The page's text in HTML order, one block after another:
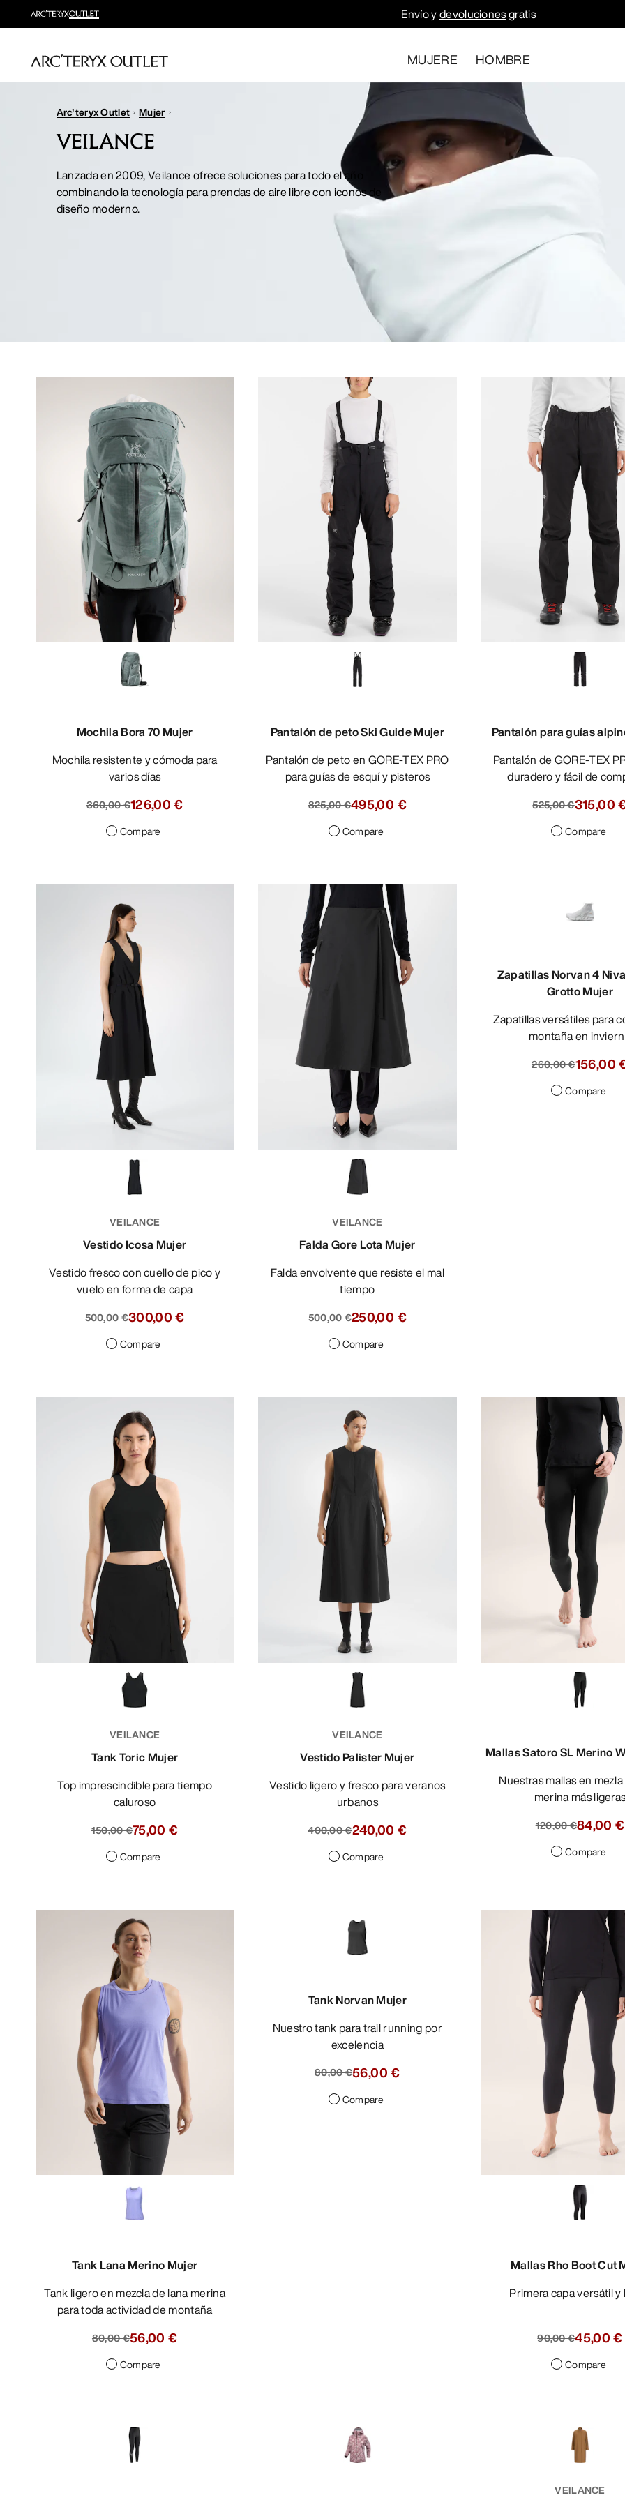
Envío ydevolucionesgratis
MUJERE HOMBRE
Arc'teryx Outlet Mujer
VEILANCE
Lanzada en 2009, Veilance ofrece soluciones para todo el año
combinando la tecnología para prendas de aire libre con iconos de
diseño moderno.
Mochila Bora 70 Mujer
Mochila resistente y cómoda para
varios días
360,00 €126,00 €
Compare
Pantalón de peto Ski Guide Mujer
Pantalón de peto en GORE-TEX PRO
para guías de esquí y pisteros
825,00 €495,00 €
Compare
Pantalón para guías
Pantalón de GORE-TEX PRO ligero,
duradero y fácil de
525,00 €315,00
Compare
VEILANCE
Vestido Icosa Mujer
Vestido fresco con cuello de pico y
vuelo en forma de capa
500,00 €300,00 €
Compare
VEILANCE
Falda Gore Lota Mujer
Falda envolvente que resiste el mal
tiempo
500,00 €250,00 €
Compare
Zapatillas Norvan 4
Grotto Mujer
Zapatillas versátiles para correr por
montaña en
260,00 €156,00
Compare
VEILANCE
Tank Toric Mujer
Top imprescindible para tiempo
caluroso
150,00 €75,00 €
Compare
VEILANCE
Vestido Palister Mujer
Vestido ligero y fresco para veranos
urbanos
400,00 €240,00 €
Compare
Mallas Satoro SL Merino
Nuestras mallas en mezla de lana
merina más
120,00 €84,00 €
Compare
Tank Lana Merino Mujer
Tank ligero en mezcla de lana merina
para toda actividad de montaña
80,00 €56,00 €
Compare
Tank Norvan Mujer
Nuestro tank para trail running por
excelencia
80,00 €56,00 €
Compare
Mallas Rho Boot Cut
Primera capa versátil
90,00 €45,00 €
Compare
VEILANCE